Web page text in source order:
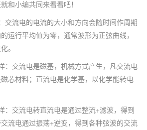
和小编共同来看看吧！
流电的电流的大小和方向会随时间作周期
运行平均值为零，通常波形为正弦曲线，
。
交流电是磁基，机械方式产生，凡交流电
芯材料；直流电是化学基，以化学能转电
交流电转直流电是通过整流+滤波，得到
流电通过振荡+逆变，得到各种弦波的交流